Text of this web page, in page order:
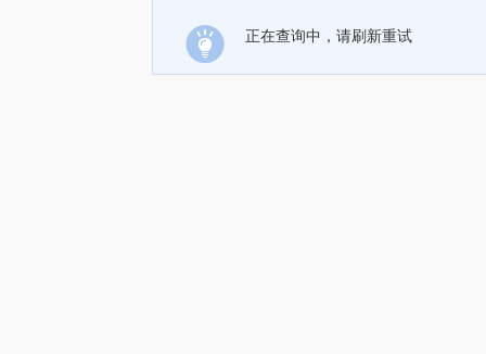
正在查询中，请刷新重试